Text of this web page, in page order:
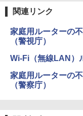
関連リンク
家庭用ルーターの
（警視庁）
Wi-Fi（無線LAN）
家庭用ルーターの
（警察庁）